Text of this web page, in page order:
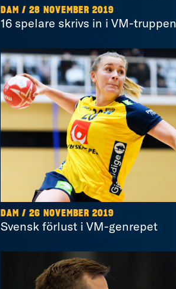
DAM / 28 NOVEMBER 2019
16 spelare skrivs in i VM-truppen
DAM / 26 NOVEMBER 2019
Svensk förlust i VM-genrepet